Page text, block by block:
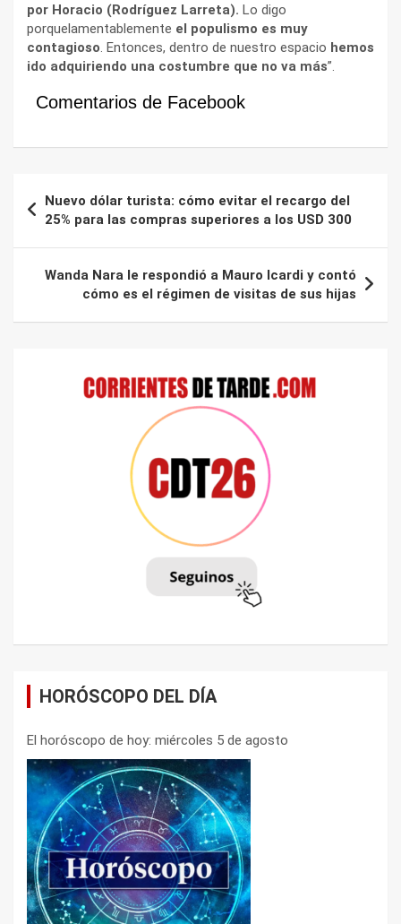
por Horacio (Rodríguez Larreta). Lo digo
porquelamentablemente el populismo es muy
contagioso. Entonces, dentro de nuestro espacio hemos
ido adquiriendo una costumbre que no va más”.
Comentarios de Facebook
de
entradas
Nuevo dólar turista: cómo evitar el recargo del
25% para las compras superiores a los USD 300
Wanda Nara le respondió a Mauro Icardi y contó
cómo es el régimen de visitas de sus hijas
HORÓSCOPO DEL DÍA
El horóscopo de hoy: miércoles 5 de agosto